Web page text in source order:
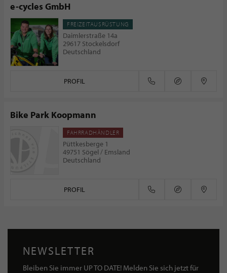
e-cycles GmbH
FREIZEITAUSRÜSTUNG
Daimlerstraße 14a
29617 Stockelsdorf
Deutschland
PROFIL
Bike Park Koopmann
FAHRRADHÄNDLER
Püttkesberge 1
49751 Sögel / Emsland
Deutschland
PROFIL
NEWSLETTER
Bleiben Sie immer UP TO DATE! Melden Sie sich jetzt für